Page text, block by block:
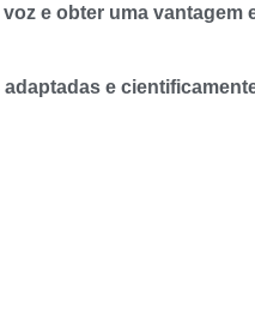
e obter uma vantagem
adaptadas e